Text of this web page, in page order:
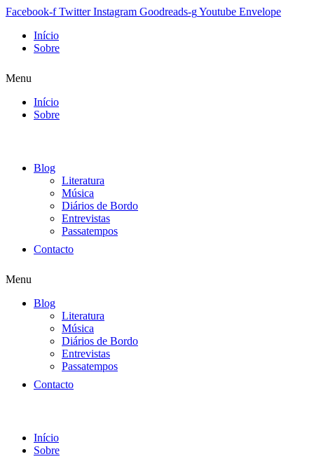
Facebook-f Twitter Instagram Goodreads-gYoutube Envelope
Início
Sobre
Menu
Início
Sobre
Blog
Literatura
Música
Diários de Bordo
Entrevistas
Passatempos
Contacto
Menu
Blog
Literatura
Música
Diários de Bordo
Entrevistas
Passatempos
Contacto
Início
Sobre